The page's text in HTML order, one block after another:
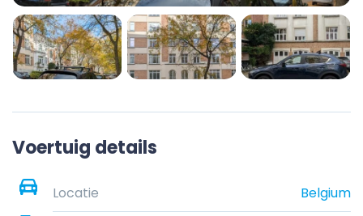
Voertuig details
Locatie
Belgium